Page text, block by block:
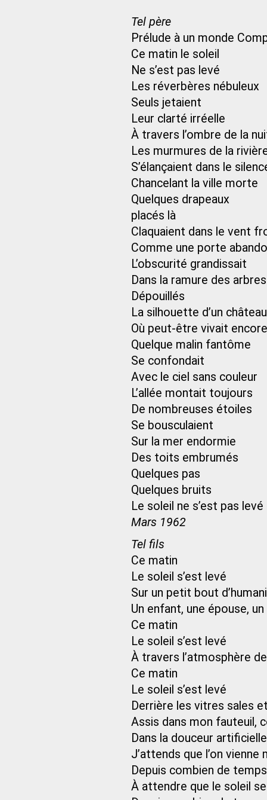
Tel père
Prélude à un monde
Ce matin le soleil
Ne s’est pas levé
Les réverbères nébuleux
Seuls jetaient
Leur clarté irréelle
À travers l’ombre de la
Les murmures de la
S’élançaient dans le
Chancelant la ville morte
Quelques drapeaux
placés là
Claquaient dans le vent
Comme une porte
L’obscurité grandissait
Dans la ramure des arbres
Dépouillés
La silhouette d’un château
Où peut-être vivait encore
Quelque malin fantôme
Se confondait
Avec le ciel sans couleur
L’allée montait toujours
De nombreuses étoiles
Se bousculaient
Sur la mer endormie
Des toits embrumés
Quelques pas
Quelques bruits
Le soleil ne s’est pas levé
Mars 1962
Tel fils
Ce matin
Le soleil s’est levé
Sur un petit bout
Un enfant, une épouse,
Ce matin
Le soleil s’est levé
À travers l’atmosphère
Ce matin
Le soleil s’est levé
Derrière les vitres sales
Assis dans mon fauteuil,
Dans la douceur
J’attends que l’on vienne
Depuis combien de
À attendre que le soleil